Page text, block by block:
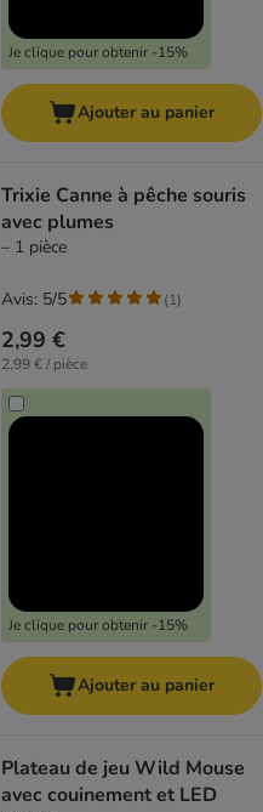
Je clique pour obtenir -15%
Ajouter au panier
Trixie Canne à pêche souris
avec plumes
– 1 pièce
2,99 €
2,99 € / pièce
Je clique pour obtenir -15%
Avis: 5/5 (1)
Ajouter au panier
Plateau de jeu Wild Mouse
avec couinement et LED